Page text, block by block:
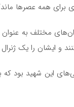
برای همه عصرها
مختلف به
و ایشان را یک
این شهید بود